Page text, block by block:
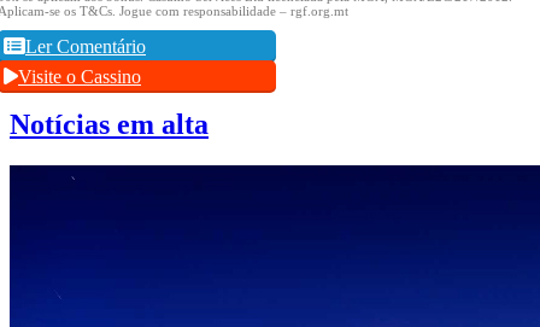
se os T&Cs. Jogue com responsabilidade – rgf.org.mt
Ler Comentário
Visite o Cassino
Notícias em alta